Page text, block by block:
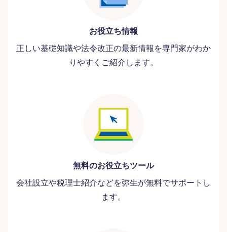
お役立ち情報
正しい基礎知識や法令改正の最新情報を専門家がわか
りやすくご紹介します。
無料のお役立ちツール
会社設立や税理士紹介などを弥生が無料でサポートし
ます。